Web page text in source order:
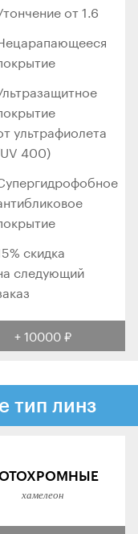
от 1.6
ультрафиолета
400)
скидка
следующий
+ 10000 ₽
тип линз
хамелеон